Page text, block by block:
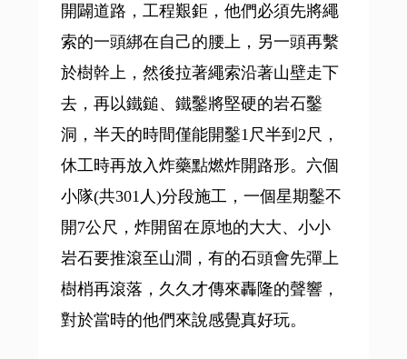
開闢道路，工程艱鉅，他們必須先將繩
索的一頭綁在自己的腰上，另一頭再繫
於樹幹上，然後拉著繩索沿著山壁走下
去，再以鐵鎚、鐵鑿將堅硬的岩石鑿
洞，半天的時間僅能開鑿1尺半到2尺，
休工時再放入炸藥點燃炸開路形。六個
小隊(共301人)分段施工，一個星期鑿不
開7公尺，炸開留在原地的大大、小小
岩石要推滾至山澗，有的石頭會先彈上
樹梢再滾落，久久才傳來轟隆的聲響，
對於當時的他們來說感覺真好玩。